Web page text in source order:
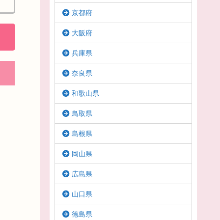
京都府
大阪府
兵庫県
奈良県
和歌山県
鳥取県
島根県
岡山県
広島県
山口県
徳島県